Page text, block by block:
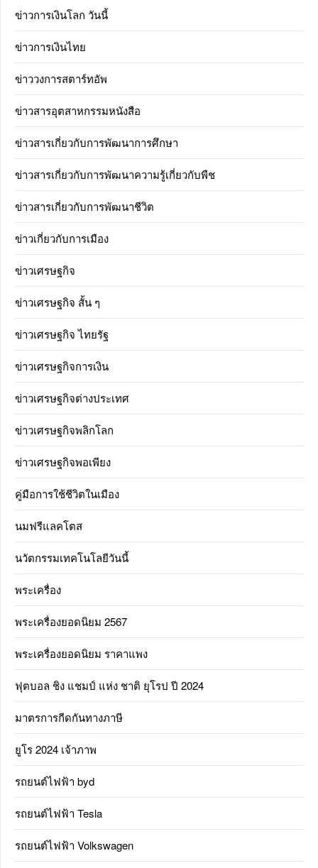
ข่าวการเงินโลก วันนี้
ข่าวการเงินไทย
ข่าววงการสตาร์ทอัพ
ข่าวสารอุตสาหกรรมหนังสือ
ข่าวสารเกี่ยวกับการพัฒนาการศึกษา
ข่าวสารเกี่ยวกับการพัฒนาความรู้เกี่ยวกับพืช
ข่าวสารเกี่ยวกับการพัฒนาชีวิต
ข่าวเกี่ยวกับการเมือง
ข่าวเศรษฐกิจ
ข่าวเศรษฐกิจ สั้น ๆ
ข่าวเศรษฐกิจ ไทยรัฐ
ข่าวเศรษฐกิจการเงิน
ข่าวเศรษฐกิจต่างประเทศ
ข่าวเศรษฐกิจพลิกโลก
ข่าวเศรษฐกิจพอเพียง
คู่มือการใช้ชีวิตในเมือง
นมฟรีแลคโตส
นวัตกรรมเทคโนโลยีวันนี้
พระเครื่อง
พระเครื่องยอดนิยม 2567
พระเครื่องยอดนิยม ราคาแพง
ฟุตบอล ชิง แชมป์ แห่ง ชาติ ยุโรป ปี 2024
มาตรการกีดกันทางภาษี
ยูโร 2024 เจ้าภาพ
รถยนต์ไฟฟ้า byd
รถยนต์ไฟฟ้า Tesla
รถยนต์ไฟฟ้า Volkswagen